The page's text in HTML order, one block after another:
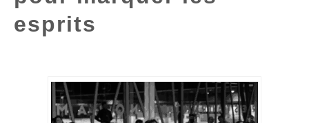
esprits